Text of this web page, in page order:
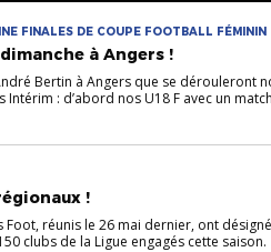
FINALES DE COUPE FOOTBALL FÉMININ
à Angers !
Bertin à Angers que se dérouleront
: d’abord nos U18 F avec un
!
réunis le 26 mai dernier, ont désigné
clubs de la Ligue engagés cette saison.